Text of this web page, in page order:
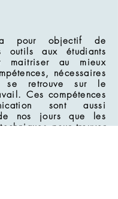
pour objectif de
outils aux étudiants
maitriser au mieux
nécessaires
se retrouve sur le
Ces compétences
sont aussi
nos jours que les
pour trouver